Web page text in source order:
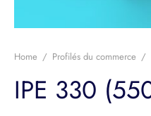
Home / Profilés du commerce /
IPE 330
et Équipement